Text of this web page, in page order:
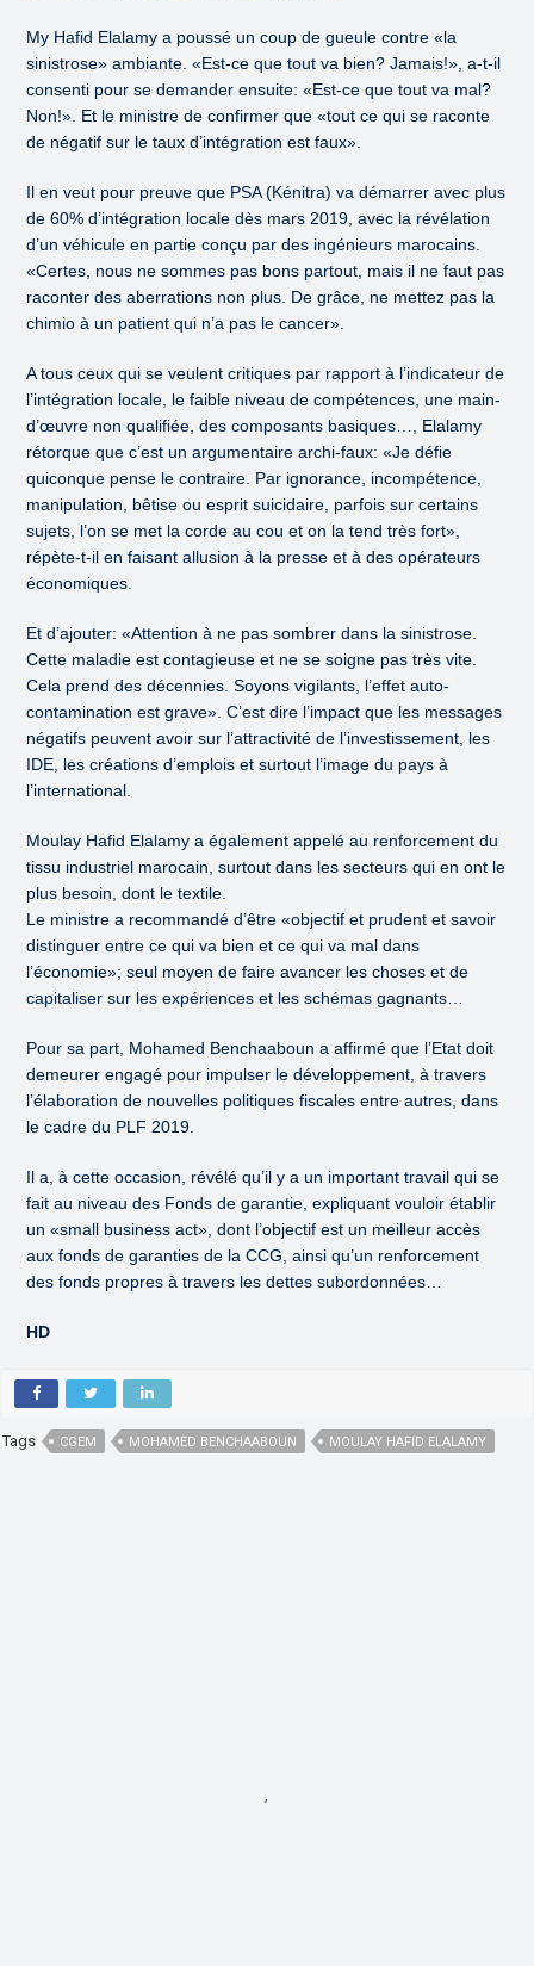
My Hafid Elalamy a poussé un coup de gueule contre «la
sinistrose» ambiante. «Est-ce que tout va bien? Jamais!», a-t-il
consenti pour se demander ensuite: «Est-ce que tout va mal?
Non!». Et le ministre de confirmer que «tout ce qui se raconte
de négatif sur le taux d’intégration est faux».
Il en veut pour preuve que PSA (Kénitra) va démarrer avec plus
de 60% d’intégration locale dès mars 2019, avec la révélation
d’un véhicule en partie conçu par des ingénieurs marocains.
«Certes, nous ne sommes pas bons partout, mais il ne faut pas
raconter des aberrations non plus. De grâce, ne mettez pas la
chimio à un patient qui n’a pas le cancer».
A tous ceux qui se veulent critiques par rapport à l’indicateur de
l’intégration locale, le faible niveau de compétences, une main-
d’œuvre non qualifiée, des composants basiques…, Elalamy
rétorque que c’est un argumentaire archi-faux: «Je défie
quiconque pense le contraire. Par ignorance, incompétence,
manipulation, bêtise ou esprit suicidaire, parfois sur certains
sujets, l’on se met la corde au cou et on la tend très fort»,
répète-t-il en faisant allusion à la presse et à des opérateurs
économiques.
Et d’ajouter: «Attention à ne pas sombrer dans la sinistrose.
Cette maladie est contagieuse et ne se soigne pas très vite.
Cela prend des décennies. Soyons vigilants, l’effet auto-
contamination est grave». C’est dire l’impact que les messages
négatifs peuvent avoir sur l’attractivité de l’investissement, les
IDE, les créations d’emplois et surtout l’image du pays à
l’international.
Moulay Hafid Elalamy a également appelé au renforcement du
tissu industriel marocain, surtout dans les secteurs qui en ont le
plus besoin, dont le textile.
Le ministre a recommandé d’être «objectif et prudent et savoir
distinguer entre ce qui va bien et ce qui va mal dans
l’économie»; seul moyen de faire avancer les choses et de
capitaliser sur les expériences et les schémas gagnants…
Pour sa part, Mohamed Benchaaboun a affirmé que l’Etat doit
demeurer engagé pour impulser le développement, à travers
l’élaboration de nouvelles politiques fiscales entre autres, dans
le cadre du PLF 2019.
Il a, à cette occasion, révélé qu’il y a un important travail qui se
fait au niveau des Fonds de garantie, expliquant vouloir établir
un «small business act», dont l’objectif est un meilleur accès
aux fonds de garanties de la CCG, ainsi qu’un renforcement
des fonds propres à travers les dettes subordonnées…
HD
Tags CGEM MOHAMED BENCHAABOUN MOULAY HAFID ELALAMY
,